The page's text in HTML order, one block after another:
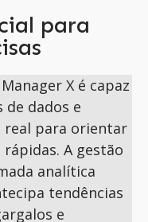
para
X é capaz
de dados e
para orientar
A gestão
analítica
tendências
e